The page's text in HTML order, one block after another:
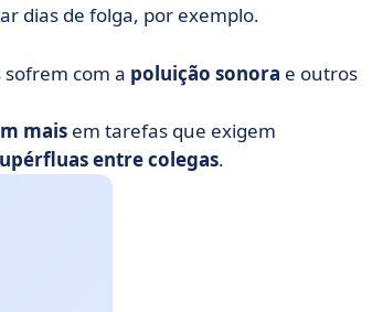
dias de folga, por exemplo.
com a poluição sonora e outros
mais em tarefas que exigem
entre colegas.